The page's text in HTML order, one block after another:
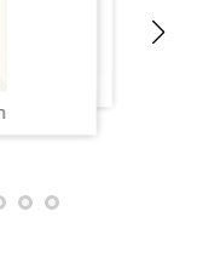
kleine und mittlere